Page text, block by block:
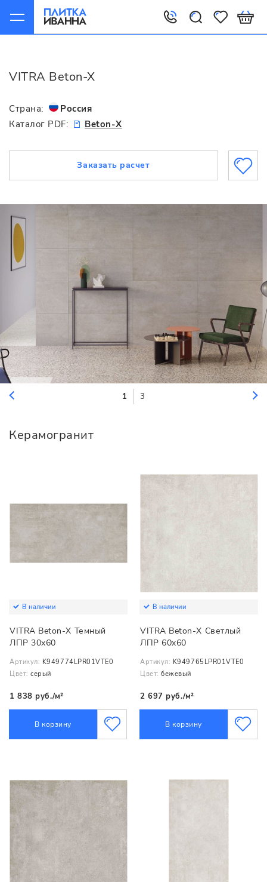
VITRA Beton-X
Страна:
Россия
Каталог PDF:
Beton-X
Заказать расчет
1 3
Керамогранит
В наличии
VITRA Beton-X Темный
ЛПР 30x60
Артикул: K949774LPR01VTE0
Цвет: серый
1 838 руб./м²
В корзину
В наличии
VITRA Beton-X Светлый
ЛПР 60x60
Артикул: K949765LPR01VTE0
Цвет: бежевый
2 697 руб./м²
В корзину